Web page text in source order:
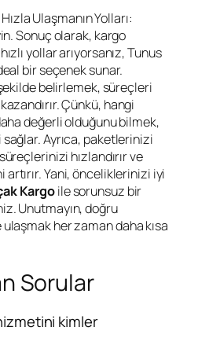
Ulaşmanın Yolları:
Sonuç olarak, kargo
yollar arıyorsanız, Tunus
bir seçenek sunar.
belirlemek, süreçleri
Çünkü, hangi
değerli olduğunu bilmek,
Ayrıca, paketlerinizi
hızlandırır ve
Yani, önceliklerinizi iyi
Kargoile sorunsuz bir
Unutmayın, doğru
her zaman daha kısa
Sorular
kimler